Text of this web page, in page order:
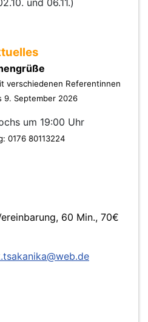
und 06.11.)
verschiedenen Referentinnen
9. September 2026
um 19:00 Uhr
0176 80113224
60 Min., 70€